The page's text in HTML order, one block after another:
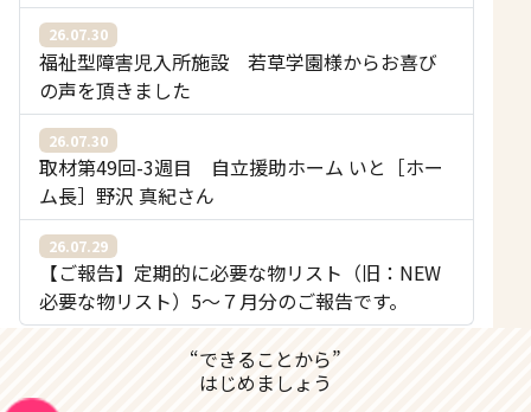
26.07.30
福祉型障害児入所施設 若草学園様からお喜び
の声を頂きました
26.07.30
取材第49回-3週目 自立援助ホーム いと［ホー
ム長］野沢 真紀さん
26.07.29
【ご報告】定期的に必要な物リスト（旧：NEW
必要な物リスト）5〜７月分のご報告です。
“できることから”
はじめましょう